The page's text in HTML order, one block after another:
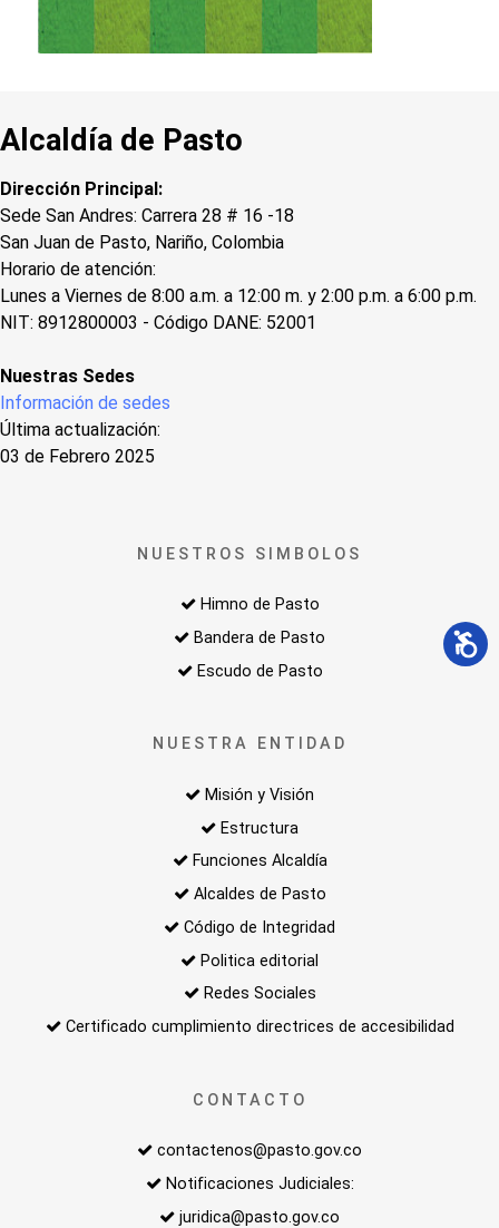
Alcaldía de Pasto
Dirección Principal:
Sede San Andres: Carrera 28 # 16 -18
San Juan de Pasto, Nariño, Colombia
Horario de atención:
Lunes a Viernes de 8:00 a.m. a 12:00 m. y 2:00 p.m. a 6:00 p.m.
NIT: 8912800003 - Código DANE: 52001
Nuestras Sedes
Información de sedes
Última actualización:
03 de Febrero 2025
NUESTROS SIMBOLOS
Himno de Pasto
Bandera de Pasto
Escudo de Pasto
NUESTRA ENTIDAD
Misión y Visión
Estructura
Funciones Alcaldía
Alcaldes de Pasto
Código de Integridad
Politica editorial
Redes Sociales
Certificado cumplimiento directrices de accesibilidad
CONTACTO
contactenos@pasto.gov.co
Notificaciones Judiciales:
juridica@pasto.gov.co